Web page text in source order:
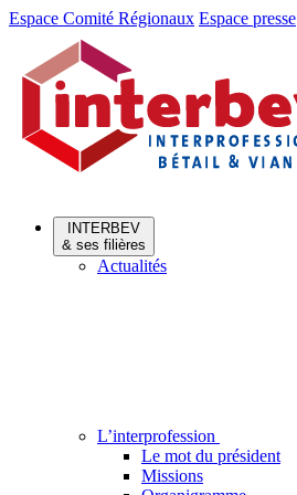
Aller
Aller
contenu
Espace Comité Régionaux Espace presse
INTERBEV
& ses filières
Actualités
L’interprofession
Le mot du président
Missions